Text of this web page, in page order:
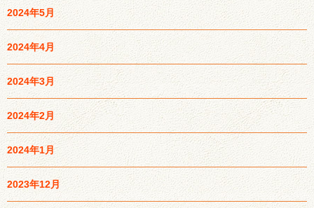
2024年5月
2024年4月
2024年3月
2024年2月
2024年1月
2023年12月